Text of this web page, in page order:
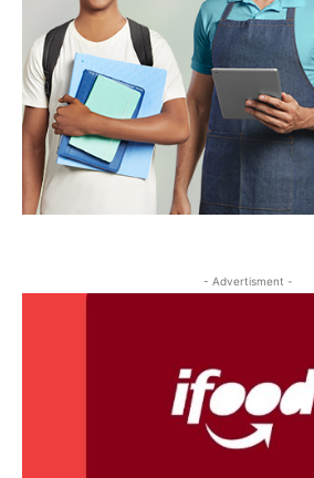
- Advertisment -